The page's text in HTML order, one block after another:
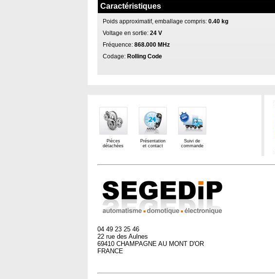
Caractéristiques
Poids approximatif, emballage compris:0.40 kg
Voltage en sortie:24 V
Fréquence:868.000 MHz
Codage:Rolling Code
Pièces
détachées
Présentation
et contact
Suivi de
commande
04 49 23 25 46
22 rue des Aulnes
69410 CHAMPAGNE AU MONT D'OR
FRANCE